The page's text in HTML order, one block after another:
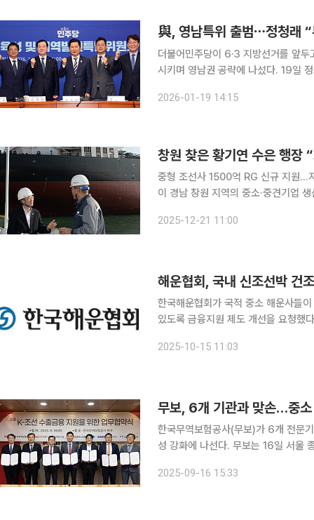
與, 영남특위 출범⋯정청래
더불어민주당이 6·3 지방선거를 앞
시키며 영남권 공략에 나섰다. 19일 정청래 민주당 대표는 국회 본관 당대표회의실에서 열린 영남인
의 출발점이자 핵심 동력”이라며 “가
2026-01-19 14:15
창원 찾은 황기연 수은 행장
중형 조선사 1500억 RG 신규 지원…지역 경제 활
이 경남 창원 지역의 중소·중견기업
2025-12-21 11:00
해운협회, 국내 신조선박 건
한국해운협회가 국적 중소 해운사들
있도록 금융지원 제도 개선을 요청했다. 해운협회는 14일 해양금융종합센터(KDB산업은행,
다. 이번 건의는 국제해사기구
2025-10-15 11:03
무보, 6개 기관과 맞손…중
한국무역보험공사(무보)가 6개 전문
성 강화에 나선다. 무보는 16일 서울 종로구 본사에서 한국중소조선공업협동조합 등 6개사와 함께
비롯해 한국선급, 주토인비엔지니어
2025-09-16 15:33